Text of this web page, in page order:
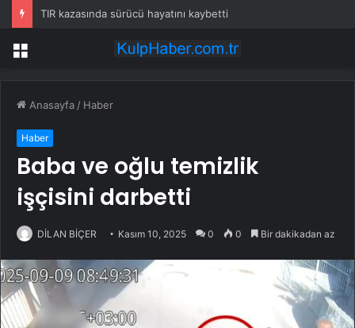
TIR kazasında sürücü hayatını kaybetti
Menü
Anasayfa / Haber
Haber
Baba ve oğlu temizlik
işçisini darbetti
DİLAN BİÇER Kasım 10, 2025 0 0 Bir dakikadan az